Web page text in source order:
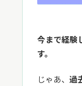
今まで経験
す。
じゃあ、 過